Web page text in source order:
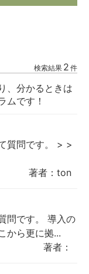
検索結果 2 件
、分かるときは
ムです！
質問です。 > >
著者：ton
問です。 導入の
から更に拠...
著者：